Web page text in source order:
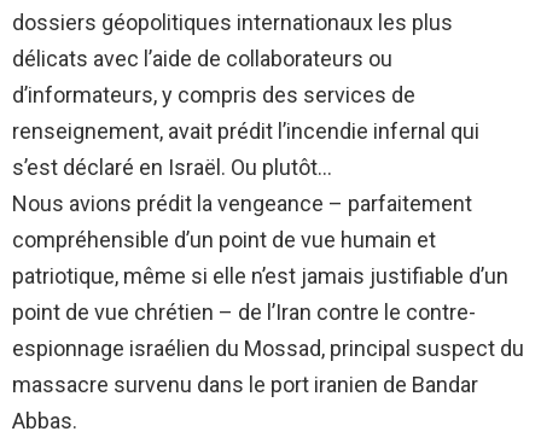
dossiers géopolitiques internationaux les plus
délicats avec l’aide de collaborateurs ou
d’informateurs, y compris des services de
renseignement, avait prédit l’incendie infernal qui
s’est déclaré en Israël. Ou plutôt…
Nous avions prédit la vengeance – parfaitement
compréhensible d’un point de vue humain et
patriotique, même si elle n’est jamais justifiable d’un
point de vue chrétien – de l’Iran contre le contre-
espionnage israélien du Mossad, principal suspect du
massacre survenu dans le port iranien de Bandar
Abbas.